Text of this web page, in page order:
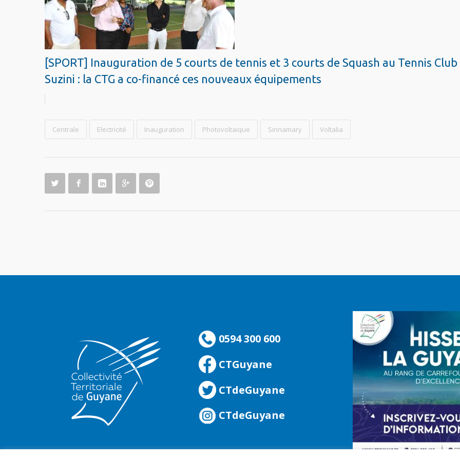
[SPORT] Inauguration de 5 courts de tennis et 3 courts de Squash au Tennis Club
Suzini : la CTG a co-financé ces nouveaux équipements
Centrale Electricité Inauguration Photovoltaique Sinnamary Voltalia
0594 300 600
CTGuyane
CTdeGuyane
CTdeGuyane